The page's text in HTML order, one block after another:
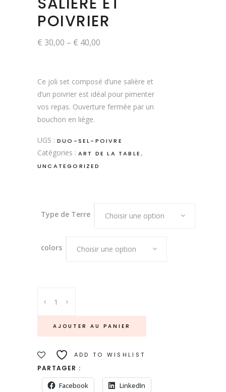
POIVRIER
€ 30,00 – € 40,00
Ce joli set composé d’une salière et
d’un poivrier est idéal pour pimenter
vos repas. Ouverture fermée par un
bouchon en liège.
UGS : DUO-SEL-POIVRE
Catégories : ART DE LA TABLE ,
UNCATEGORIZED
Type de Terre Choisir une option
colors Choisir une option
et
AJOUTER AU PANIER
ADD TO WISHLIST
PARTAGER :
Facebook LinkedIn